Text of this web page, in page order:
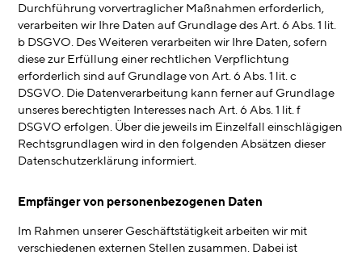
Durchführung vorvertraglicher Maßnahmen erforderlich,
verarbeiten wir Ihre Daten auf Grundlage des Art. 6 Abs. 1 lit.
b DSGVO. Des Weiteren verarbeiten wir Ihre Daten, sofern
diese zur Erfüllung einer rechtlichen Verpflichtung
erforderlich sind auf Grundlage von Art. 6 Abs. 1 lit. c
DSGVO. Die Datenverarbeitung kann ferner auf Grundlage
unseres berechtigten Interesses nach Art. 6 Abs. 1 lit. f
DSGVO erfolgen. Über die jeweils im Einzelfall einschlägigen
Rechtsgrundlagen wird in den folgenden Absätzen dieser
Datenschutzerklärung informiert.
Empfänger von personenbezogenen Daten
Im Rahmen unserer Geschäftstätigkeit arbeiten wir mit
verschiedenen externen Stellen zusammen. Dabei ist